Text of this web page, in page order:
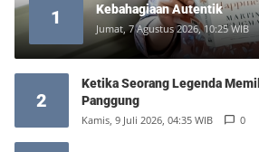
1 Kebahagiaan Autentik
Jumat, 7 Agustus 2026, 10:25 WIB
2
Ketika Seorang Legenda
Panggung
Kamis, 9 Juli 2026, 04:35 WIB 0